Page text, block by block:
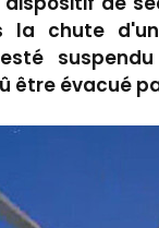
la chute
être évacué